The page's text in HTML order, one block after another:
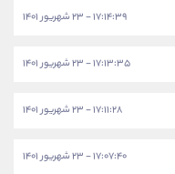
۱۷:۱۴:۳۹ - ۲۳ شهریور ۱۴۰۱
۱۷:۱۳:۳۵ - ۲۳ شهریور ۱۴۰۱
۱۷:۱۱:۲۸ - ۲۳ شهریور ۱۴۰۱
۱۷:۰۷:۴۰ - ۲۳ شهریور ۱۴۰۱